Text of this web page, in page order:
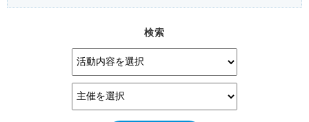
検索